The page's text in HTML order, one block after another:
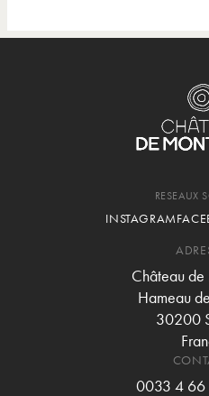
RESEAUX
INSTAGRAM
Château
Hameau
30200
0033 4 66